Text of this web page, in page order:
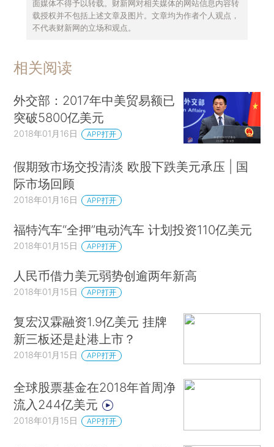
面媒体不得予以转载。财新网对相关媒体的网站信息内容转
载授权并不包括上述文章及图片。文章均为作者个人观点，
不代表财新网的立场和观点。
相关阅读
外交部：2017年中美贸易额已
突破5800亿美元
2018年01月16日 APP打开
假期致市场交投清淡 欧股下跌美元承压 | 国
际市场回顾
2018年01月16日 APP打开
福特汽车“全押”电动汽车 计划投资110亿美元
2018年01月15日 APP打开
人民币借力美元弱势创逾两年新高
2018年01月15日 APP打开
复宏汉霖融资1.9亿美元 挂牌
新三板还是赴港上市？
2018年01月15日 APP打开
全球股票基金在2018年首周净
流入244亿美元
2018年01月15日 APP打开